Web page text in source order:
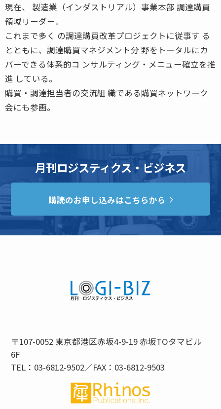
現在、 製造業（インダストリアル）事業本部 調達購買
領域リーダー。
これまで多く の調達購買改革プロジェクトに従事す る
とともに、調達購買マネジメント分 野をトータルにカ
バーできる体系的コ ンサルティング・メニュー確立を推
進 している。
購買・調達担当者の交流組 織である購買ネットワーク
会にも参画。
月刊ロジスティクス・ビジネス
購読のお申し込みはこちらから
〒107-0052 東京都港区赤坂4-9-19 赤坂TOタマビル
6F
TEL：03-6812-9502／FAX：03-6812-9503